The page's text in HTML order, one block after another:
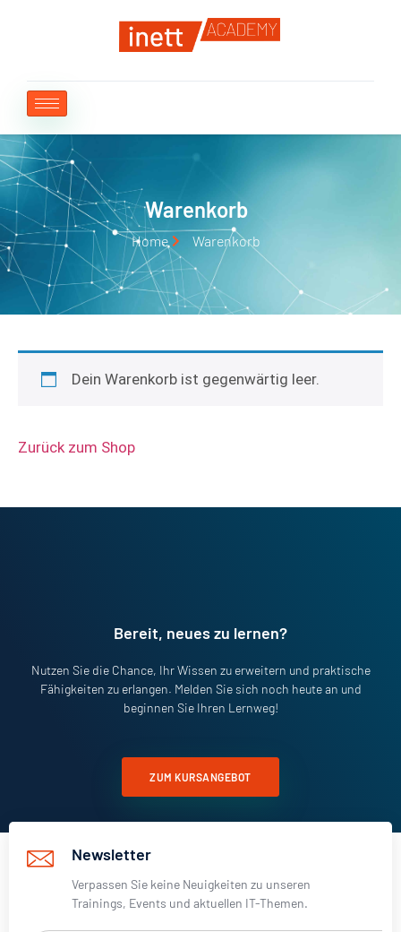
Warenkorb
Home Warenkorb
Dein Warenkorb ist gegenwärtig leer.
Zurück zum Shop
Bereit, neues zu lernen?
Nutzen Sie die Chance, Ihr Wissen zu erweitern und praktische
Fähigkeiten zu erlangen. Melden Sie sich noch heute an und
beginnen Sie Ihren Lernweg!
ZUM KURSANGEBOT
Newsletter
Verpassen Sie keine Neuigkeiten zu unseren
Trainings, Events und aktuellen IT-Themen.